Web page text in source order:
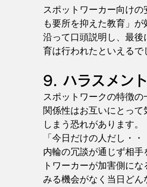
スポットワーカー向け
も要所を抑えた教育」
沿って口頭説明し、最
育は行われたといえるで
9. ハラスメン
スポットワークの特徴の
関係性はお互いにとっ
しまう恐れがあります。
「今日だけの人だし・
内輪の冗談が通じず相
トワーカーが加害側に
みる機会がなく当日ど